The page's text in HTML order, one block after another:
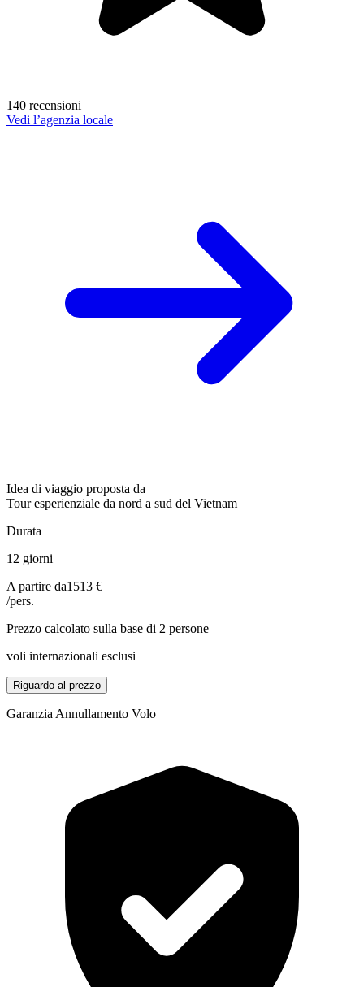
140 recensioni
Vedi l’agenzia locale
Idea di viaggio proposta da
Tour esperienziale da nord a sud del Vietnam
Durata
12 giorni
A partire da1513 €
/pers.
Prezzo calcolato sulla base di 2 persone
voli internazionali esclusi
Riguardo al prezzo
Garanzia Annullamento Volo